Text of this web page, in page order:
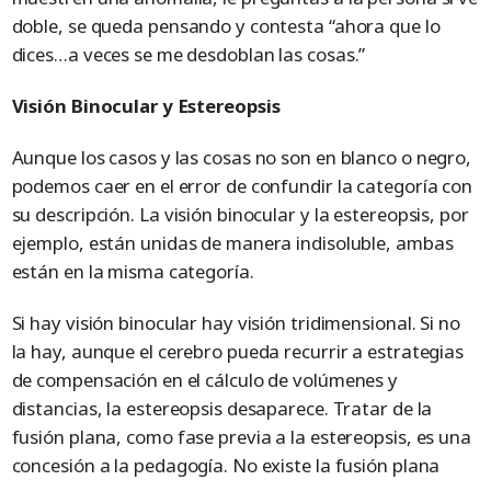
doble, se queda pensando y contesta “ahora que lo
dices…a veces se me desdoblan las cosas.”
Visión Binocular y Estereopsis
Aunque los casos y las cosas no son en blanco o negro,
podemos caer en el error de confundir la categoría con
su descripción. La visión binocular y la estereopsis, por
ejemplo, están unidas de manera indisoluble, ambas
están en la misma categoría.
Si hay visión binocular hay visión tridimensional. Si no
la hay, aunque el cerebro pueda recurrir a estrategias
de compensación en el cálculo de volúmenes y
distancias, la estereopsis desaparece. Tratar de la
fusión plana, como fase previa a la estereopsis, es una
concesión a la pedagogía. No existe la fusión plana